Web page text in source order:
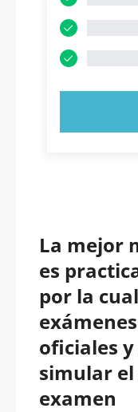
La mejor
es
por la
oficiales
simular
examen